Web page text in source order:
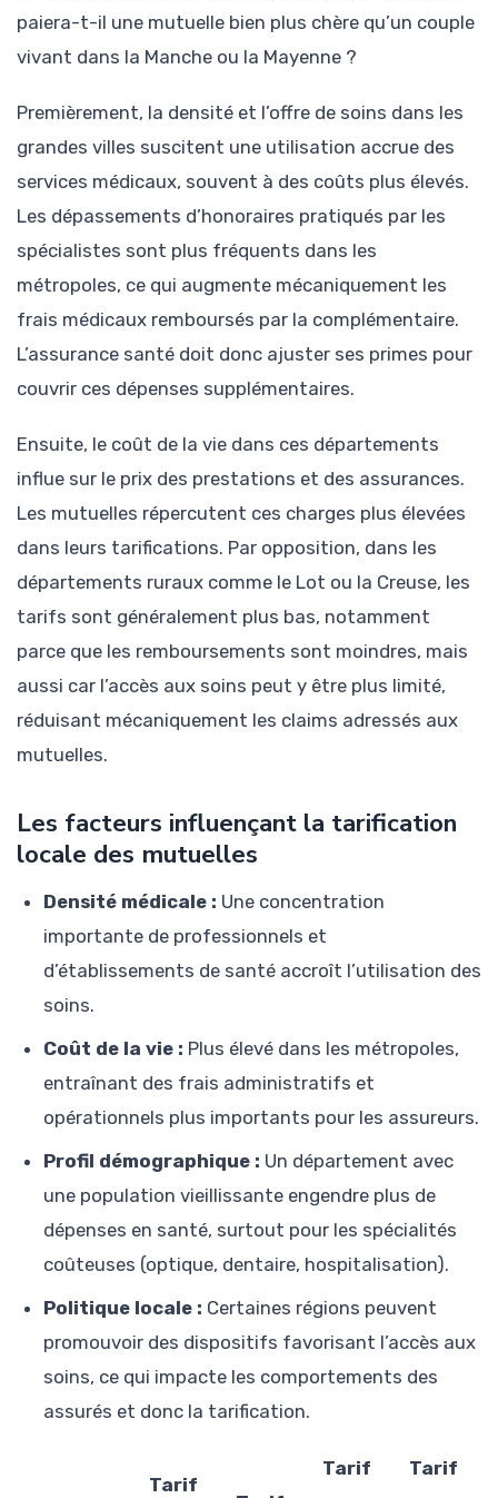
paiera-t-il une mutuelle bien plus chère qu’un couple
vivant dans la Manche ou la Mayenne ?
Premièrement, la densité et l’offre de soins dans les
grandes villes suscitent une utilisation accrue des
services médicaux, souvent à des coûts plus élevés.
Les dépassements d’honoraires pratiqués par les
spécialistes sont plus fréquents dans les
métropoles, ce qui augmente mécaniquement les
frais médicaux remboursés par la complémentaire.
L’assurance santé doit donc ajuster ses primes pour
couvrir ces dépenses supplémentaires.
Ensuite, le coût de la vie dans ces départements
influe sur le prix des prestations et des assurances.
Les mutuelles répercutent ces charges plus élevées
dans leurs tarifications. Par opposition, dans les
départements ruraux comme le Lot ou la Creuse, les
tarifs sont généralement plus bas, notamment
parce que les remboursements sont moindres, mais
aussi car l’accès aux soins peut y être plus limité,
réduisant mécaniquement les claims adressés aux
mutuelles.
Les facteurs influençant la tarification
locale des mutuelles
Densité médicale : Une concentration
importante de professionnels et
d’établissements de santé accroît l’utilisation des
soins.
Coût de la vie : Plus élevé dans les métropoles,
entraînant des frais administratifs et
opérationnels plus importants pour les assureurs.
Profil démographique : Un département avec
une population vieillissante engendre plus de
dépenses en santé, surtout pour les spécialités
coûteuses (optique, dentaire, hospitalisation).
Politique locale : Certaines régions peuvent
promouvoir des dispositifs favorisant l’accès aux
soins, ce qui impacte les comportements des
assurés et donc la tarification.
Tarif
Tarif
Tarif